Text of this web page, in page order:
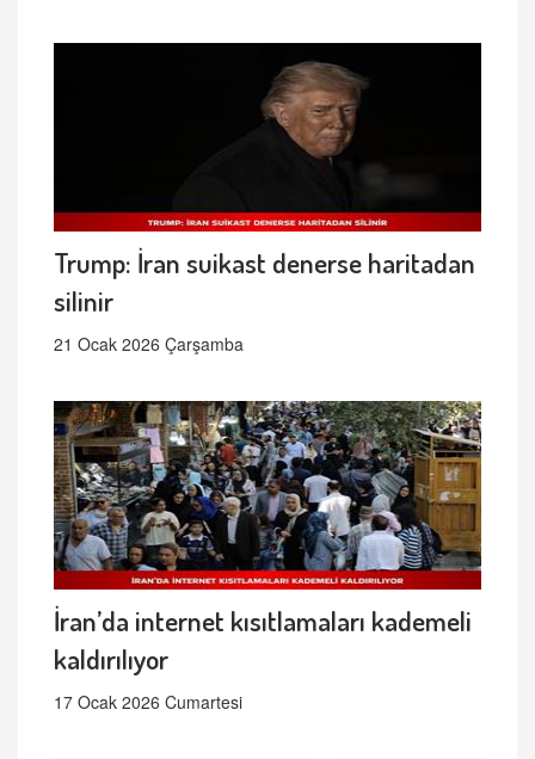
Trump: İran suikast denerse haritadan
silinir
21 Ocak 2026 Çarşamba
İran’da internet kısıtlamaları kademeli
kaldırılıyor
17 Ocak 2026 Cumartesi